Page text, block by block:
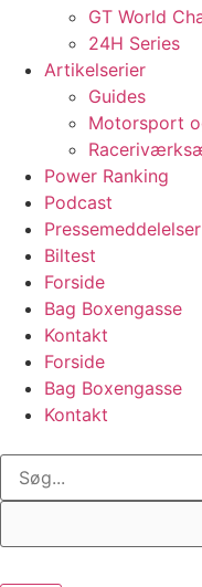
GT World
24H Series
Artikelserier
Guides
Motorsport
Power Ranking
Podcast
Pressemeddelelser
Biltest
Forside
Bag Boxengasse
Kontakt
Forside
Bag Boxengasse
Kontakt